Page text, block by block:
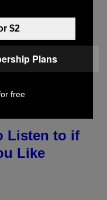
Listen to if
Like
$2
Plans
free